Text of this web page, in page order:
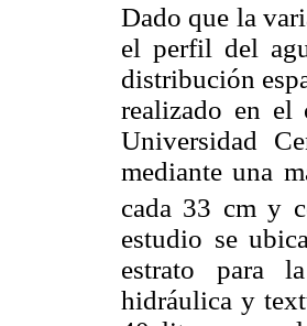
Dado que la
el perfil del
distribución
realizado en el
Universidad
mediante una
cada 33 cm y
estudio se
estrato para
hidráulica y